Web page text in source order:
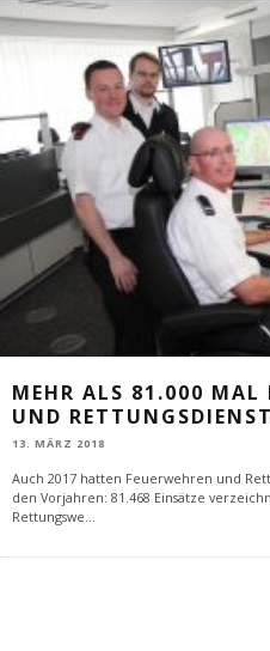
MEHR ALS 81.000 MAL
UND
13. MÄRZ 2018
Auch 2017 hatten Feuerwehren und
den Vorjahren: 81.468 Einsätze
Rettungswe